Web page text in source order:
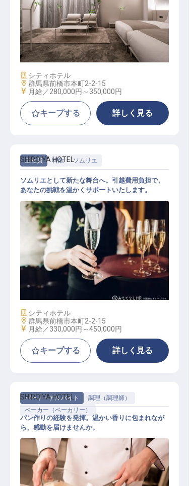
洋食調理
施設業態
シティホテル
勤務地
群馬県前橋市本町2-2-15
給与
月給／280,000円～ 350,000円
キープする 詳しく見る
正社員 料飲 ソムリエ
SHIROIYA HOTEL
ソムリエとして新たな舞台へ。引越費用負担で、
あなたの挑戦を温かくサポートいたします。
施設業態
シティホテル
勤務地
群馬県前橋市本町2-2-15
給与
月給／330,000円～450,000円
キープする 詳しく見る
パート・アルバイト
調理（調理師）
ベーカー（ベーカリー）
SHIROIYA HOTEL
パン作りの経験を発揮。温かい香りに包まれなが
ら、感動を届けませんか。